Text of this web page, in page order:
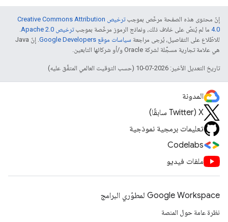
إنّ محتوى هذه الصفحة مرخّص بموجب
ترخيص Creative Commons Attribution
4.0‏ ما لم يُنصّ على خلاف ذلك، ونماذج الرموز مرخّصة بموجبترخيص Apache 2.0‏
.
للاطّلاع على التفاصيل، يُرجى مراجعة سياسات موقع Google Developers‏
. إنّ Java
هي علامة تجارية مسجَّلة لشركة Oracle و/أو شركائها التابعين.
تاريخ التعديل الأخير: 2026-07-10 (حسب التوقيت العالمي المتفَّق عليه)
المدونة
‫X ‏(Twitter سابقًا)
تعليمات برمجية نموذجية
Codelabs
ملفات فيديو
Google Workspace لمطوّري البرامج
نظرة عامة حول المنصة